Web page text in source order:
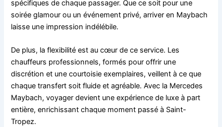
spécifiques de chaque passager. Que ce soit pour une
soirée glamour ou un événement privé, arriver en Maybach
laisse une impression indélébile.
De plus, la flexibilité est au cœur de ce service. Les
chauffeurs professionnels, formés pour offrir une
discrétion et une courtoisie exemplaires, veillent à ce que
chaque transfert soit fluide et agréable. Avec la Mercedes
Maybach, voyager devient une expérience de luxe à part
entière, enrichissant chaque moment passé à Saint-
Tropez.